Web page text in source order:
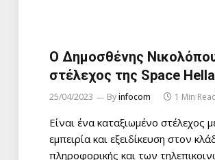
Ο Δημοσθένης
στέλεχος της Space
25/04/2023 Byinfocom 1 Min
Είναι ένα καταξιωμένο στέλεχος
εμπειρία και εξειδίκευση στον
πληροφορικής και των